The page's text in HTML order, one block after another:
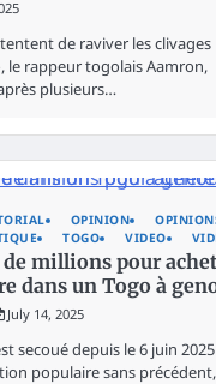
de raviver les clivages
le rappeur togolais Aamron,
plusieurs…
OPINION
TOGO VIDEO
de millions pour
dans un Togo à
July 14, 2025
secoué depuis le 6 juin
populaire sans